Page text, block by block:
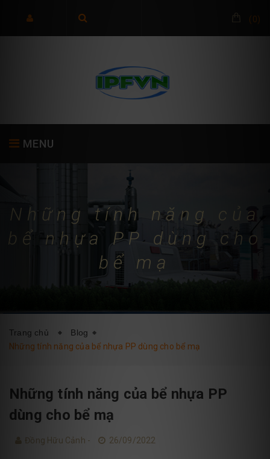
(0)
MENU
GIỚI THIỆU SẢN PHẨM
BLOG LIÊN HỆ
Những tính năng của
bể nhựa PP dùng cho
bể mạ
Trang chủ
Blog
Những tính năng của bể nhựa PP dùng cho bể mạ
Những tính năng của bể nhựa PP
dùng cho bể mạ
Đồng Hữu Cảnh - 26/09/2022